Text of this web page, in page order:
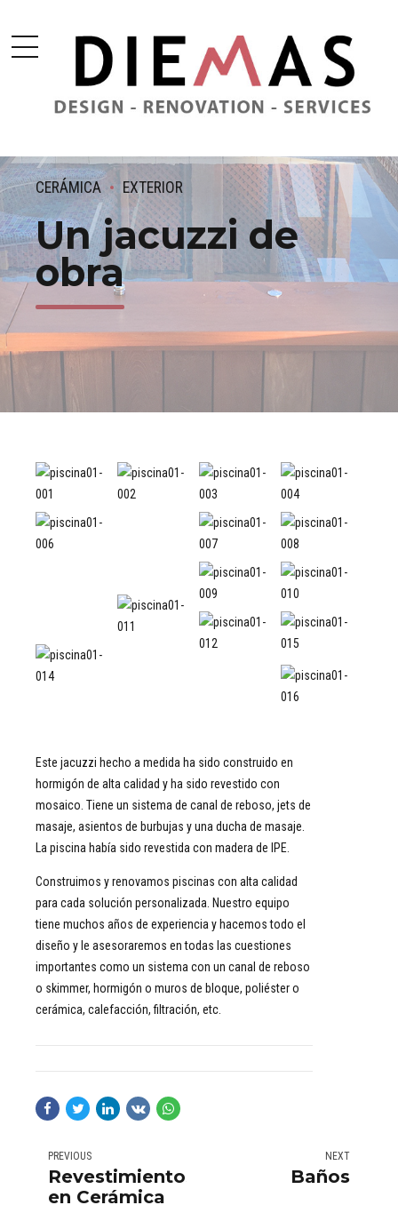
CERÁMICA EXTERIOR
Un jacuzzi de
obra
Este jacuzzi hecho a medida ha sido construido en
hormigón de alta calidad y ha sido revestido con
mosaico. Tiene un sistema de canal de reboso, jets de
masaje, asientos de burbujas y una ducha de masaje.
La piscina había sido revestida con madera de IPE.
Construimos y renovamos piscinas con alta calidad
para cada solución personalizada. Nuestro equipo
tiene muchos años de experiencia y hacemos todo el
diseño y le asesoraremos en todas las cuestiones
importantes como un sistema con un canal de reboso
o skimmer, hormigón o muros de bloque, poliéster o
cerámica, calefacción, filtración, etc.
PREVIOUS
Revestimientos
en Cerámica
NEXT
Baños